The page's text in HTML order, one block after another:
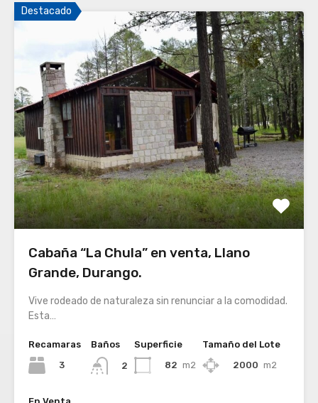
Destacado
Cabaña “La Chula” en venta, Llano
Grande, Durango.
Vive rodeado de naturaleza sin renunciar a la comodidad.
Esta…
Recamaras
3
Baños
2
Superficie
82 m2
Tamaño del Lote
2000 m2